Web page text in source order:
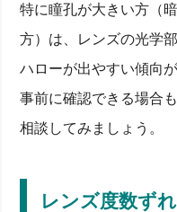
特に瞳孔が大きい方（
方）は、レンズの光学
ハローが出やすい傾向
事前に確認できる場合
相談してみましょう。
レンズ度数ず